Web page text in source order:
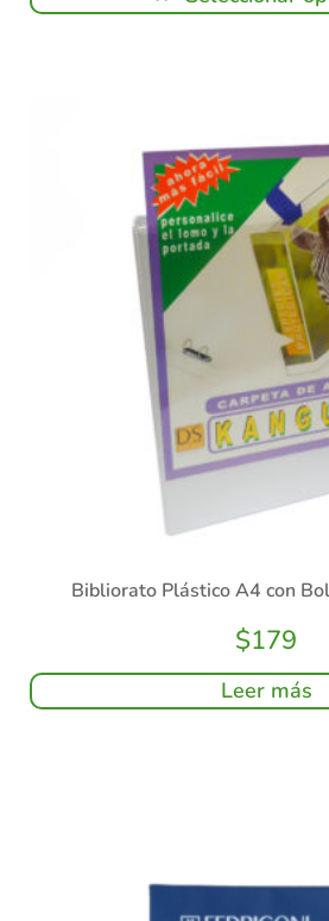
Bibliorato Plástico A4 con
$179
Leer más